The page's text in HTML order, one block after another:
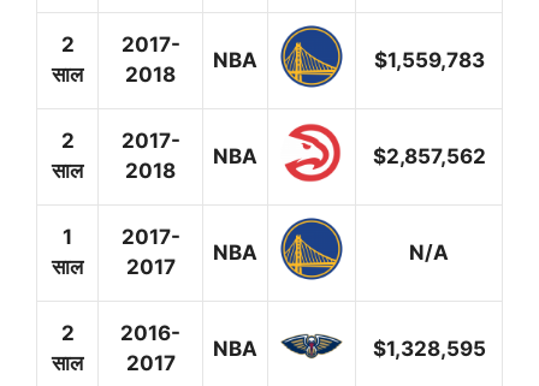
2
साल
2017-
2018
NBA $1,559,783
2
साल
2017-
2018
NBA $2,857,562
1
साल
2017-
2017
NBA N/A
2
साल
2016-
2017
NBA $1,328,595